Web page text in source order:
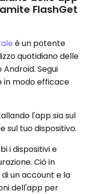
FlashGet
è un potente
quotidiano delle
Segui
in modo efficace
l'app sia sul
sul tuo dispositivo.
i dispositivi e
Ciò in
un account e la
dell'app per